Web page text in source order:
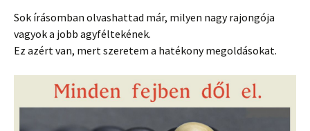
Sok írásomban olvashattad már, milyen nagy rajongója
vagyok a jobb agyféltekének.
Ez azért van, mert szeretem a hatékony megoldásokat.